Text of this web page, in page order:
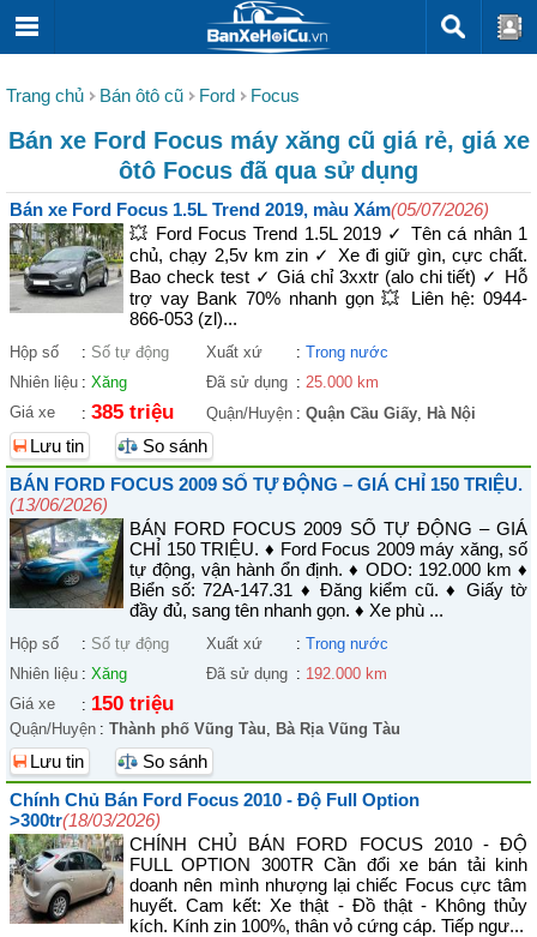
Trang chủ Bán ôtô cũ Ford Focus
Bán xe Ford Focus máy xăng cũ giá rẻ, giá xe
ôtô Focus đã qua sử dụng
Bán xe Ford Focus 1.5L Trend 2019, màu Xám(05/07/2026)
💥 Ford Focus Trend 1.5L 2019 ✓ Tên cá nhân 1
chủ, chạy 2,5v km zin ✓ Xe đi giữ gìn, cực chất.
Bao check test ✓ Giá chỉ 3xxtr (alo chi tiết) ✓ Hỗ
trợ vay Bank 70% nhanh gọn 💥 Liên hệ: 0944-
866-053 (zl)...
Hộp số : Số tự động Xuất xứ : Trong nước
Nhiên liệu : Xăng Đã sử dụng : 25.000 km
Giá xe
: 385 triệu Quận/Huyện : Quận Cầu Giấy, Hà Nội
Lưu tin
So sánh
BÁN FORD FOCUS 2009 SỐ TỰ ĐỘNG – GIÁ CHỈ 150 TRIỆU.
(13/06/2026)
BÁN FORD FOCUS 2009 SỐ TỰ ĐỘNG – GIÁ
CHỈ 150 TRIỆU. ♦ Ford Focus 2009 máy xăng, số
tự động, vận hành ổn định. ♦ ODO: 192.000 km ♦
Biển số: 72A-147.31 ♦ Đăng kiểm cũ. ♦ Giấy tờ
đầy đủ, sang tên nhanh gọn. ♦ Xe phù ...
Hộp số : Số tự động Xuất xứ : Trong nước
Nhiên liệu : Xăng Đã sử dụng : 192.000 km
Giá xe
: 150 triệu
Quận/Huyện : Thành phố Vũng Tàu, Bà Rịa Vũng Tàu
Lưu tin
So sánh
Chính Chủ Bán Ford Focus 2010 - Độ Full Option
>300tr(18/03/2026)
CHÍNH CHỦ BÁN FORD FOCUS 2010 - ĐỘ
FULL OPTION 300TR Cần đổi xe bán tải kinh
doanh nên mình nhượng lại chiếc Focus cực tâm
huyết. Cam kết: Xe thật - Đồ thật - Không thủy
kích. Kính zin 100%, thân vỏ cứng cáp. Tiếp ngư...